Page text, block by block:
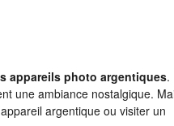
appareils photo argentiques.
une ambiance nostalgique.
argentique ou visiter un